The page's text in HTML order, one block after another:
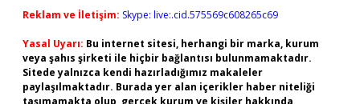
Reklam ve İletişim: Skype: live:.cid.575569c608265c69
Yasal Uyarı: Bu internet sitesi, herhangi bir marka, kurum
veya şahıs şirketi ile hiçbir bağlantısı bulunmamaktadır.
Sitede yalnızca kendi hazırladığımız makaleler
paylaşılmaktadır. Burada yer alan içerikler haber niteliği
taşımamakta olup, gerçek kurum ve kişiler hakkında